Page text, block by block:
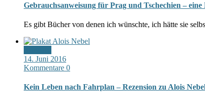
Gebrauchsanweisung für Prag und Tschechien –
Es gibt Bücher von denen ich wünschte, ich hätte sie
14. Juni 2016
Kommentare 0
Kein Leben nach Fahrplan – Rezension zu Alois